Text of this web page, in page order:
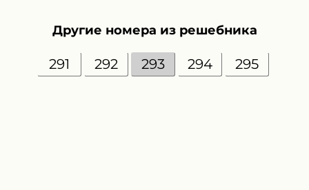
Другие номера из решебника
291 292 293 294 295